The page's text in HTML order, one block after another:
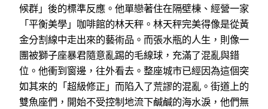
候群」後的標準反應。他單戀著住在隔壁棟、經營一家
「平衡美學」咖啡館的林天秤。林天秤完美得像是從黃
金分割線中走出來的藝術品。而張水瓶的人生，則像一
團被獅子座暴君隨意亂踢的毛線球，充滿了混亂與錯
位。他衝到窗邊，往外看去。整座城市已經因為這個突
如其來的「超級修正」而陷入了荒謬的混亂。街道上的
雙魚座們，開始不受控制地流下鹹鹹的海水淚，他們無